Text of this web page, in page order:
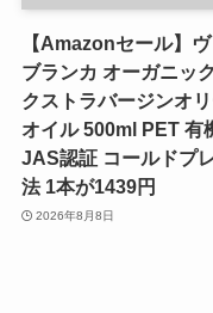
【Amazonセール】
ブランカ オーガニッ
クストラバージンオ
オイル 500ml PET 有
JAS認証 コールドプ
法 1本が1439円
2026年8月8日